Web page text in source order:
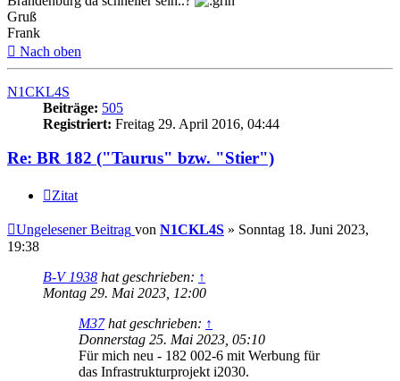
Gruß
Frank
Nach oben
N1CKL4S
Beiträge: 505
Registriert: Freitag 29. April 2016, 04:44
Re: BR 182 ("Taurus" bzw. "Stier")
Zitat
Ungelesener Beitrag von N1CKL4S » Sonntag 18. Juni 2023,
19:38
B-V 1938 hat geschrieben: ↑
Montag 29. Mai 2023, 12:00
M37hat geschrieben: ↑
Donnerstag 25. Mai 2023, 05:10
Für mich neu - 182 002-6 mit Werbung für
das Infrastrukturprojekt i2030.